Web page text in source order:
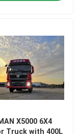
X5000 6X4
Truck with 400L